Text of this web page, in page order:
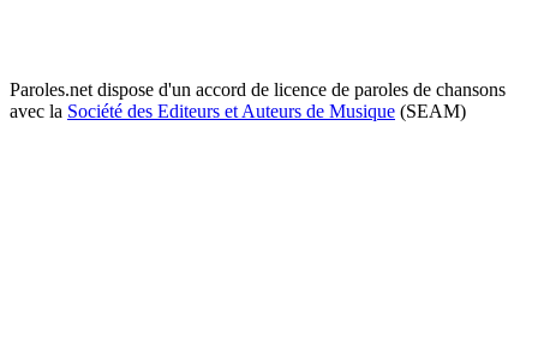
Paroles.net dispose d'un accord de licence de paroles de chansons
avec la Société des Editeurs et Auteurs de Musique (SEAM)